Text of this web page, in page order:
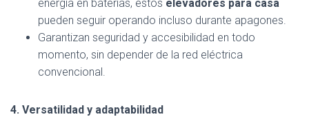
energía en baterías, estos elevadores para casa
pueden seguir operando incluso durante apagones.
Garantizan seguridad y accesibilidad en todo
momento, sin depender de la red eléctrica
convencional.
4. Versatilidad y adaptabilidad